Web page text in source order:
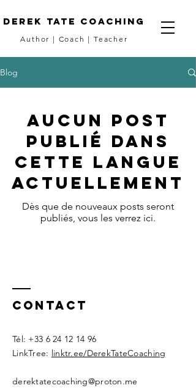
DEREK TATE coaching
Author | Coach | Teacher
Blog
Aucun post
publié dans
cette langue
actuellement
Dès que de nouveaux posts seront
publiés, vous les verrez ici.
Contact
​Tél: +33 6 24 12 14 96
LinkTree: linktr.ee/DerekTateCoaching
derektatecoaching@proton.me